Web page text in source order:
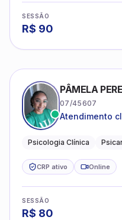
SESSÃO
R$ 90
PÂMELA
07/45607
Atendimento
crianças
Psicologia Clínica
CRP ativo Online
SESSÃO
R$ 80